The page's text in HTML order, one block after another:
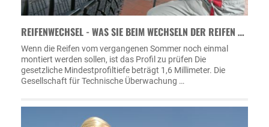
REIFENWECHSEL - WAS SIE BEIM WECHSELN DER REIFEN …
Wenn die Reifen vom vergangenen Sommer noch einmal
montiert werden sollen, ist das Profil zu prüfen Die
gesetzliche Mindestprofiltiefe beträgt 1,6 Millimeter. Die
Gesellschaft für Technische Überwachung …